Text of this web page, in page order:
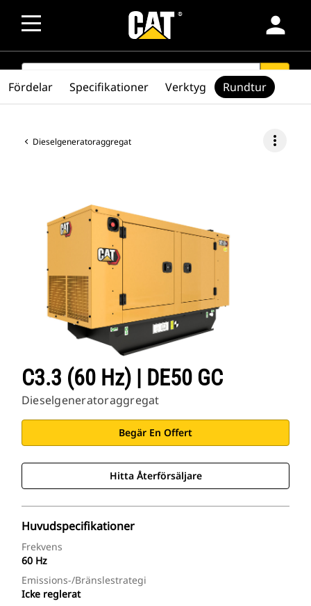
person
SEARCH search
Dieselgeneratoraggregat more_vert
C3.3 (60 Hz) | DE50 GC
Dieselgeneratoraggregat
Begär En Offert
Hitta Återförsäljare
Huvudspecifikationer
Frekvens
60 Hz
Emissions-/bränslestrategi
Icke reglerat
Fördelar Specifikationer Verktyg Rundtur